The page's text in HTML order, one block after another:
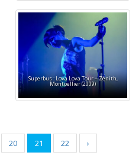
Superbus : Lova Lova Tour – Zénith,
Montpellier (2009)
20 21 22 ›